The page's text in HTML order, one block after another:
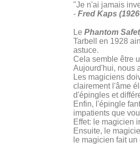
"Je n'ai jamais
- Fred Kaps
Le Phantom
Tarbell en 1928
astuce.
Cela semble être
Aujourd'hui, nous
Les magiciens
clairement l'âme
d'épingles et
Enfin, l'épingle
impatients que
Effet: le magicien
Ensuite, le
le magicien fait